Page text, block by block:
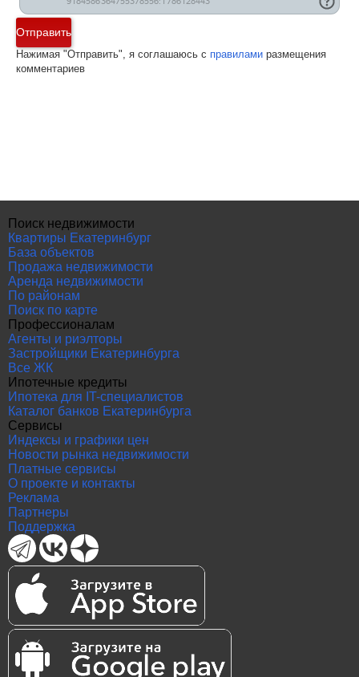
Отправить
Нажимая "Отправить", я соглашаюсь с правилами размещения
комментариев
Поиск недвижимости
Квартиры Екатеринбург
База объектов
Продажа недвижимости
Аренда недвижимости
По районам
Поиск по карте
Профессионалам
Агенты и риэлторы
Застройщики Екатеринбурга
Все ЖК
Ипотечные кредиты
Ипотека для IT-специалистов
Каталог банков Екатеринбурга
Сервисы
Индексы и графики цен
Новости рынка недвижимости
Платные сервисы
О проекте и контакты
Реклама
Партнеры
Поддержка